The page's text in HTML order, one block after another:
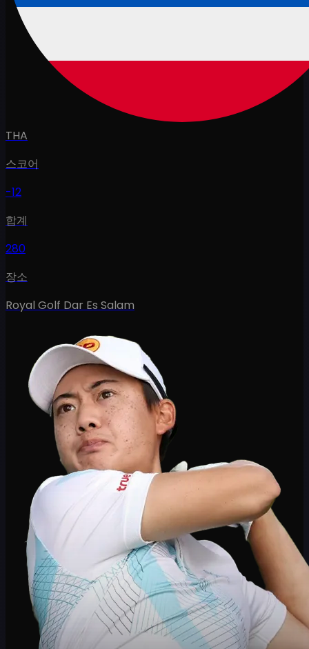
THA
스코어
-12
합계
280
장소
Royal Golf Dar Es Salam